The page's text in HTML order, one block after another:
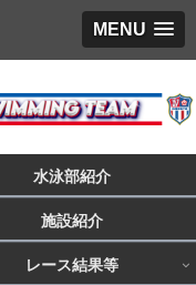
MENU
水泳部紹介
施設紹介
レース結果等